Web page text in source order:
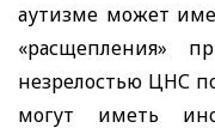
аутизме может
«расщепления»
незрелостью ЦНС
могут иметь